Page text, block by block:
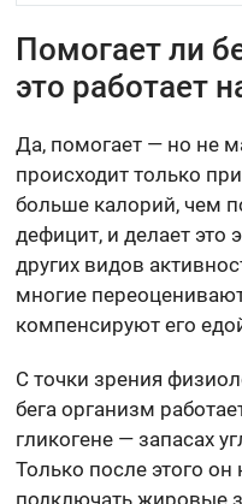
Помогает ли
это работает
Да, помогает — но не
происходит только
больше калорий, чем
дефицит, и делает это
других видов
многие
компенсируют его
С точки зрения
бега организм
гликогене — запасах
Только после этого он
подключать жировые